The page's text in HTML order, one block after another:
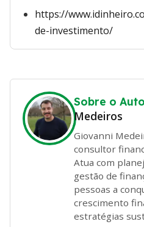
https://
de-investimento/
Sobre o
Medeiros
Giovanni
consultor
Atua com
gestão de
pessoas a
crescimento
estratégias